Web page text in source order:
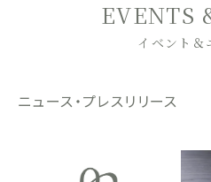
EVENTS
イベント＆
ニュース・プレスリリース